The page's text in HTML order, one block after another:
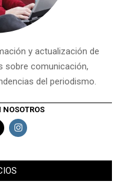
y actualización de
sobre comunicación,
del periodismo.
NOSOTROS